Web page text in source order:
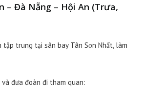
– Đà Nẵng – Hội An (Trưa,
tập trung tại sân bay Tân Sơn Nhất, làm
đưa đoàn đi tham quan: